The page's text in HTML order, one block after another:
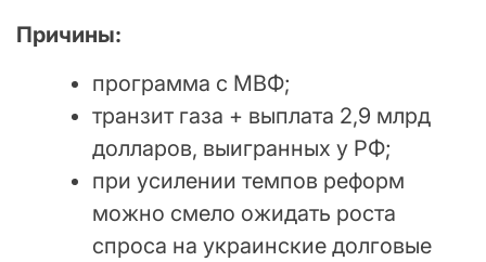
Причины:
программа с МВФ;
транзит газа + выплата 2,9 млрд
долларов, выигранных у РФ;
при усилении темпов реформ
можно смело ожидать роста
спроса на украинские долговые